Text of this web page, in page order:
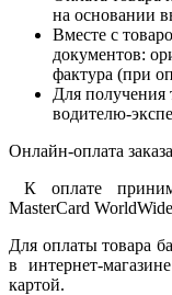
на основании
Вместе с
документов:
фактура (при
Для получения
водителю-
Онлайн-оплата
К оплате
MasterCard
Для оплаты товара
в интернет-
картой.